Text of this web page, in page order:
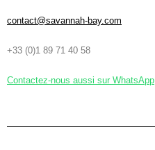
contact@savannah-bay.com
+33 (0)1 89 71 40 58
Contactez-nous aussi sur WhatsApp